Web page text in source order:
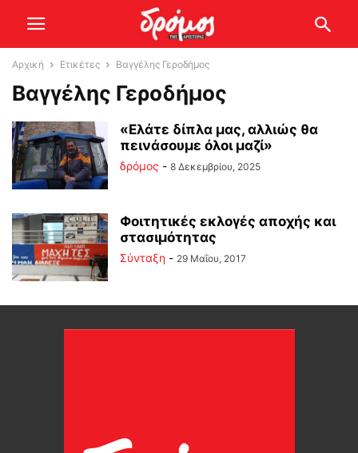
Αρχική Ετικέτες Βαγγέλης Γεροδήμος
Βαγγέλης Γεροδήμος
«Ελάτε δίπλα μας, αλλιώς θα
πεινάσουμε όλοι μαζί»
δρόμος - 8 Δεκεμβρίου, 2025
Φοιτητικές εκλογές αποχής και
στασιμότητας
Σύνταξη - 29 Μαΐου, 2017